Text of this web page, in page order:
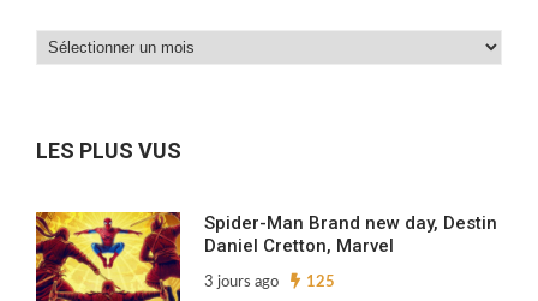
Dans
LES PLUS VUS
Spider-Man Brand new day, Destin
Daniel Cretton, Marvel
3 jours ago 125